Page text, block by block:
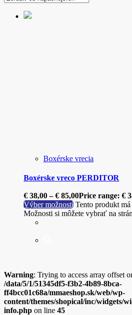
Boxérske vrecia
Boxérske vreco PERDITOR
€ 38,00 – € 85,00Price range: €
Výber možností Tento produkt
Možnosti si môžete vybrať na
Warning: Trying to access array offset
/data/5/1/51345df5-f3b2-4b89-8bca-
ff4bcc01c68a/mmaeshop.sk/web/wp-
content/themes/shopical/inc/widgets/
info.php on line 45